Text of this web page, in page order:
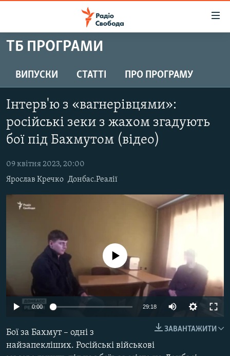
Перейти
матеріалу
до
основної
навігації
Перейти
пошуку
ВСЕ ЗА ДОБУ
ПОЛІТИКА
СУСПІЛЬСТВО
КУЛЬТУРА
УКРАЇНА
ВІЙНА
РОСІЙСЬКА «ФІЛЬТРАЦІЯ»
ДОНБАС.РЕАЛІЇ
КРИМ.РЕАЛІЇ
ТИ ЯК?
СХЕМИ
МУЛЬТИМЕДІА
СПЕЦПРОЄКТИ
ПОДКАСТИ
РУС
ТБ ПРОГРАМИ
ВИПУСКИ СТАТТІ ПРО ПРОГРАМУ
Інтерв'ю з «вагнерівцями»:
російські зеки з жахом згадують
бої під Бахмутом (відео)
09 квітня 2023, 20:00
Ярослав Кречко Донбас.Реалії
No media source currently available
0:00 29:18
ЗАВАНТАЖИТИ
Бої за Бахмут – одні з
найзапекліших. Російські військові